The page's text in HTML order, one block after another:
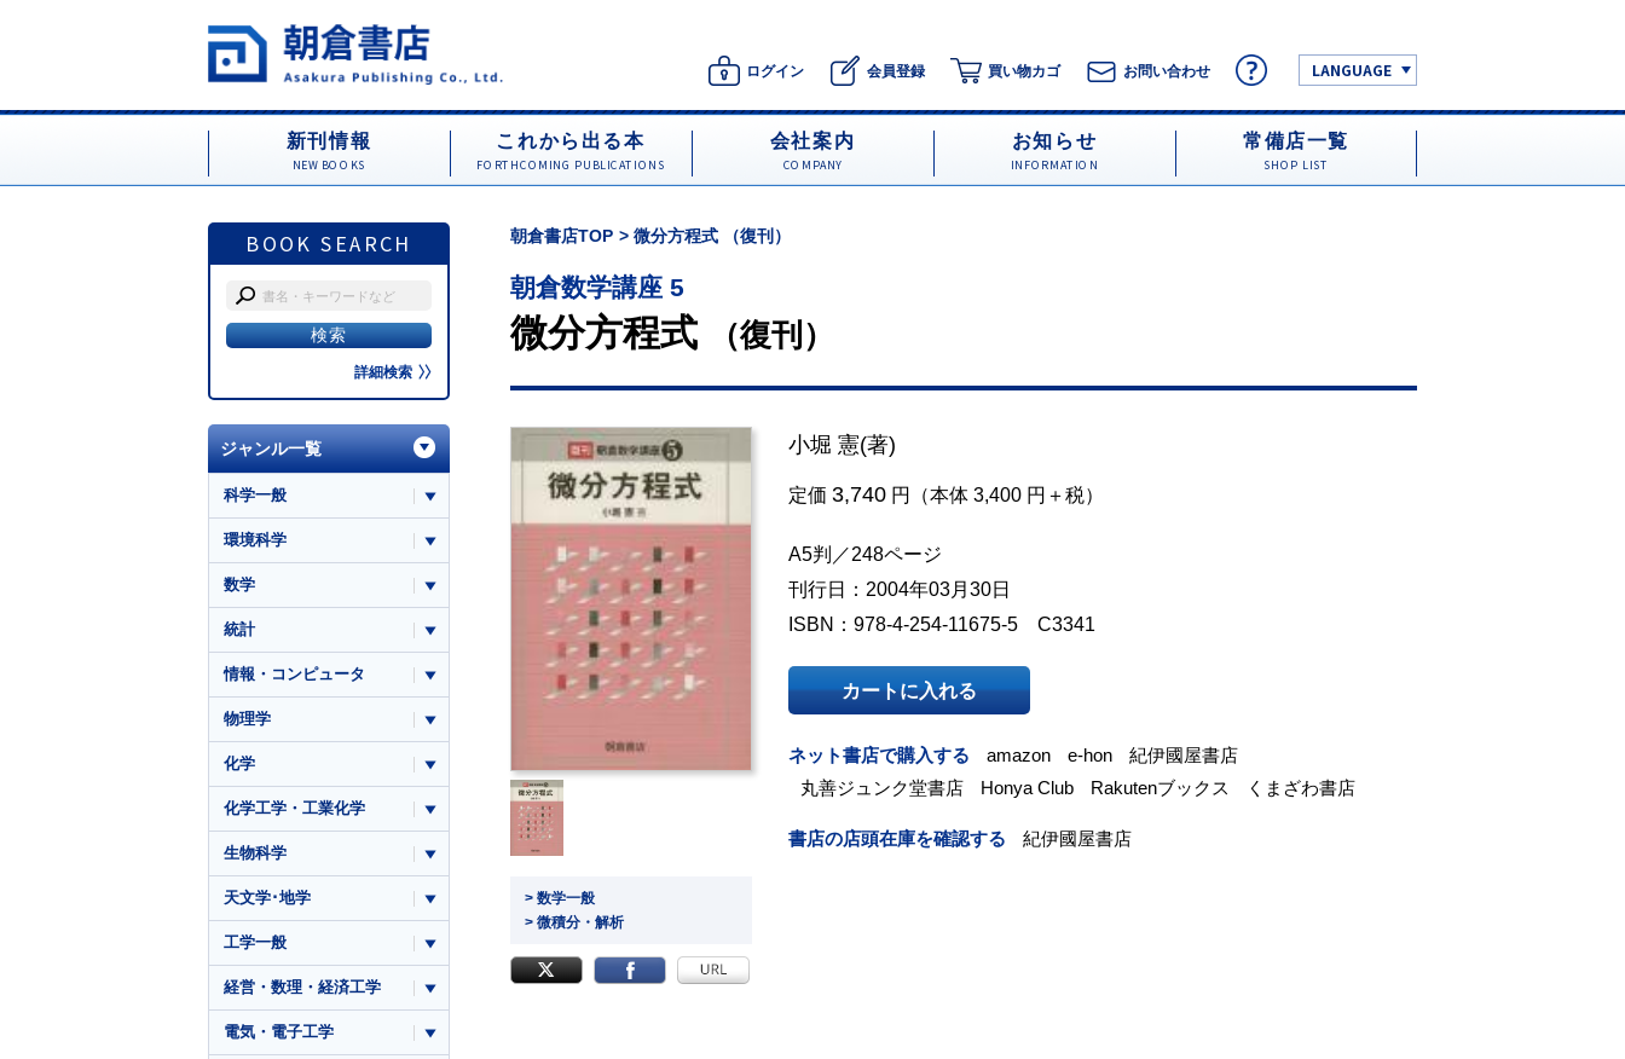
ログイン 会員登録 買い物カゴ お問い合わせ LANGUAGE
新刊情報
NEW BOOKS
これから出る本
FORTHCOMING PUBLICATIONS
会社案内
COMPANY
お知らせ
INFORMATION
常備店一覧
SHOP LIST
BOOK SEARCH
詳細検索
朝倉書店TOP 微分方程式 （復刊）
朝倉数学講座 5
微分方程式 （復刊）
> 数学一般
> 微積分・解析
小堀 憲(著)
定価 3,740 円（本体 3,400 円＋税）
A5判／248ページ
刊行日：2004年03月30日
ISBN：978-4-254-11675-5 C3341
カートに入れる
ネット書店で購入する amazon e-hon
紀伊國屋書店
丸善ジュンク堂書店
Honya Club Rakutenブックス くまざわ書店
書店の店頭在庫を確認する 紀伊國屋書店
ジャンル一覧
科学一般
環境科学
数学
統計
情報・コンピュータ
物理学
化学
化学工学・工業化学
生物科学
天文学･地学
工学一般
経営・数理・経済工学
電気・電子工学